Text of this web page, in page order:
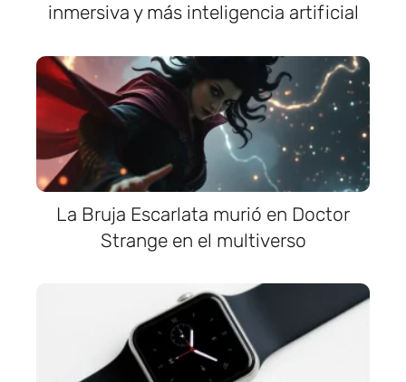
inmersiva y más inteligencia artificial
La Bruja Escarlata murió en Doctor
Strange en el multiverso